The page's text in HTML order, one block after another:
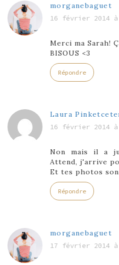
morganebaguet
16 février 2014
Merci ma Sarah!
BISOUS <3
Répondre
Laura
16 février 2014
Non mais il a
Attend, j'arrive
Et tes photos
Répondre
morganebaguet
17 février 2014